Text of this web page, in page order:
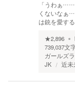
「うわぁ
くないなぁ
は銃を愛す
★2,896
739,037文
ガールズ
JK
近未